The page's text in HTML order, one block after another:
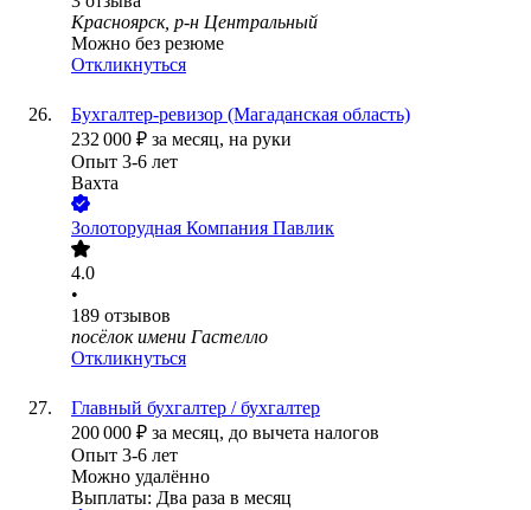
Красноярск, р-н Центральный
Можно без резюме
Откликнуться
Бухгалтер-ревизор (Магаданская область)
232 000 ₽ за месяц, на руки
Опыт 3-6 лет
Вахта
Золоторудная Компания Павлик
4.0
•
189 отзывов
посёлок имени Гастелло
Откликнуться
Главный бухгалтер / бухгалтер
200 000 ₽ за месяц, до вычета налогов
Опыт 3-6 лет
Можно удалённо
Выплаты: Два раза в месяц